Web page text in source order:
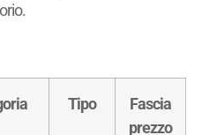
Tipo
Fascia
prezzo